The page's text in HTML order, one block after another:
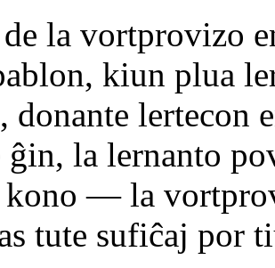
de la vortprovizo
kiun plua
donante lertecon
ĝin, la lernanto
kono — la
tute sufiĉaj por